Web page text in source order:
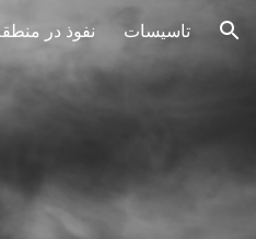
نفوذ در تاسیسات